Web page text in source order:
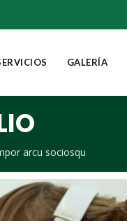
GALERÍA
arcu sociosqu